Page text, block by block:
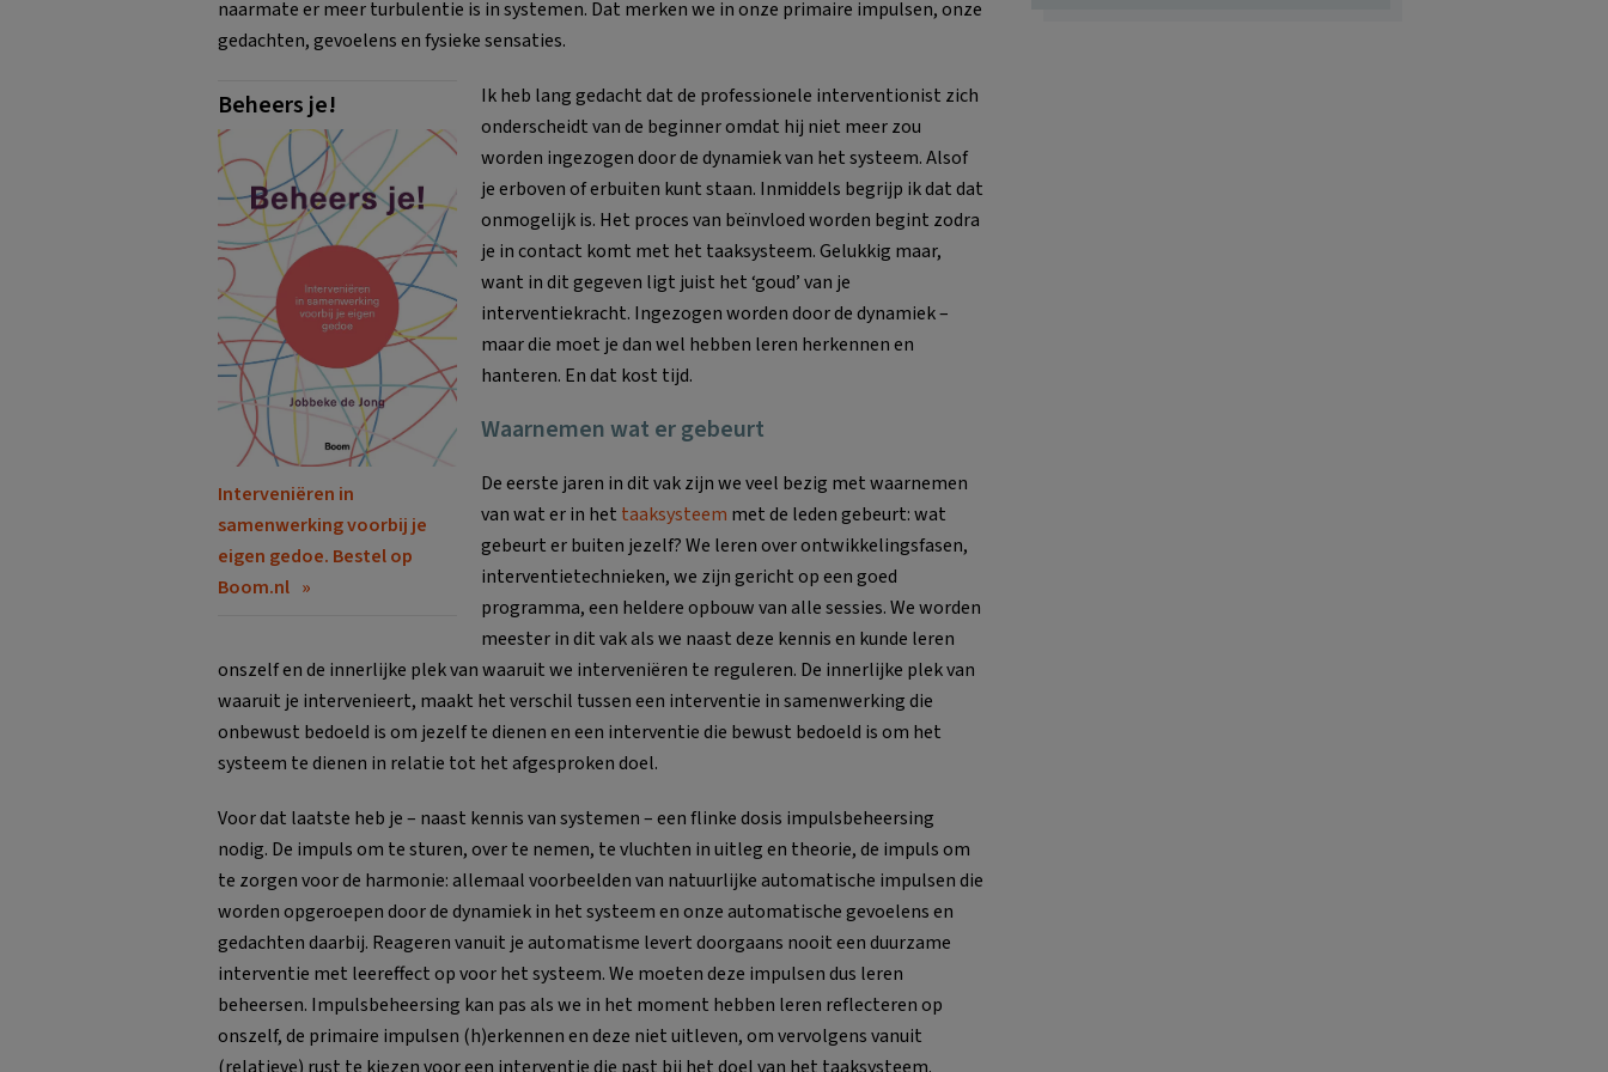
naarmate er meer turbulentie is in systemen. Dat merken we in onze primaire impulsen, onze
gedachten, gevoelens en fysieke sensaties.
Beheers je!
Interveniëren in
samenwerking voorbij je
eigen gedoe. Bestel op
Boom.nl
Ik heb lang gedacht dat de professionele interventionist zich
onderscheidt van de beginner omdat hij niet meer zou
worden ingezogen door de dynamiek van het systeem. Alsof
je erboven of erbuiten kunt staan. Inmiddels begrijp ik dat dat
onmogelijk is. Het proces van beïnvloed worden begint zodra
je in contact komt met het taaksysteem. Gelukkig maar,
want in dit gegeven ligt juist het ‘goud’ van je
interventiekracht. Ingezogen worden door de dynamiek –
maar die moet je dan wel hebben leren herkennen en
hanteren. En dat kost tijd.
Waarnemen wat er gebeurt
De eerste jaren in dit vak zijn we veel bezig met waarnemen
van wat er in het taaksysteem met de leden gebeurt: wat
gebeurt er buiten jezelf? We leren over ontwikkelingsfasen,
interventietechnieken, we zijn gericht op een goed
programma, een heldere opbouw van alle sessies. We worden
meester in dit vak als we naast deze kennis en kunde leren
onszelf en de innerlijke plek van waaruit we interveniëren te reguleren. De innerlijke plek van
waaruit je intervenieert, maakt het verschil tussen een interventie in samenwerking die
onbewust bedoeld is om jezelf te dienen en een interventie die bewust bedoeld is om het
systeem te dienen in relatie tot het afgesproken doel.
Voor dat laatste heb je – naast kennis van systemen – een flinke dosis impulsbeheersing
nodig. De impuls om te sturen, over te nemen, te vluchten in uitleg en theorie, de impuls om
te zorgen voor de harmonie: allemaal voorbeelden van natuurlijke automatische impulsen die
worden opgeroepen door de dynamiek in het systeem en onze automatische gevoelens en
gedachten daarbij. Reageren vanuit je automatisme levert doorgaans nooit een duurzame
interventie met leereffect op voor het systeem. We moeten deze impulsen dus leren
beheersen. Impulsbeheersing kan pas als we in het moment hebben leren reflecteren op
onszelf, de primaire impulsen (h)erkennen en deze niet uitleven, om vervolgens vanuit